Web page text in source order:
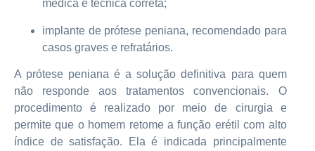
médica e técnica correta;
implante de prótese peniana, recomendado para
casos graves e refratários.
A prótese peniana é a solução definitiva para quem
não responde aos tratamentos convencionais. O
procedimento é realizado por meio de cirurgia e
permite que o homem retome a função erétil com alto
índice de satisfação. Ela é indicada principalmente